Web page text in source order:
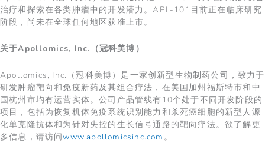
治疗和探索在各类肿瘤中的开发潜力。APL-101目前正在临床研究
阶段，尚未在全球任何地区获准上市。
关于Apollomics, Inc. （冠科美博）
Apollomics, Inc.（冠科美博）是一家创新型生物制药公司，致力于
研发肿瘤靶向和免疫新药及其组合疗法，在美国加州福斯特市和中
国杭州市均有运营实体。公司产品管线有10个处于不同开发阶段的
项目，包括为恢复机体免疫系统识别能力和杀死癌细胞的新型人源
化单克隆抗体和为针对失控的生长信号通路的靶向疗法。欲了解更
多信息，请访问www.apollomicsinc.com 。